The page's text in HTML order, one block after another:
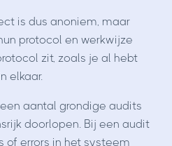
is dus anoniem, maar
protocol en werkwijze
zit, zoals je al hebt
elkaar.
aantal grondige audits
doorlopen. Bij een audit
of errors in het systeem